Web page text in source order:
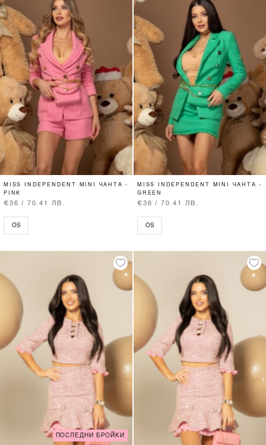
MISS INDEPENDENT MINI ЧАНТА -
PINK
€36 / 70.41 ЛВ.
OS
MISS INDEPENDENT MINI ЧАНТА -
GREEN
€36 / 70.41 ЛВ.
OS
ПОСЛЕДНИ БРОЙКИ